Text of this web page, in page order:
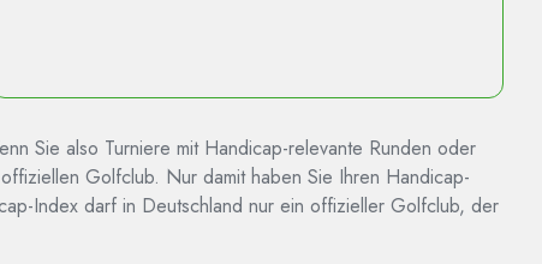
Sie also Turniere mit Handicap-relevante Runden oder
Golfclub. Nur damit haben Sie Ihren Handicap-
Index darf in Deutschland nur ein offizieller Golfclub, der